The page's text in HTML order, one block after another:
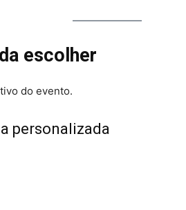
escolher
do evento.
personalizada